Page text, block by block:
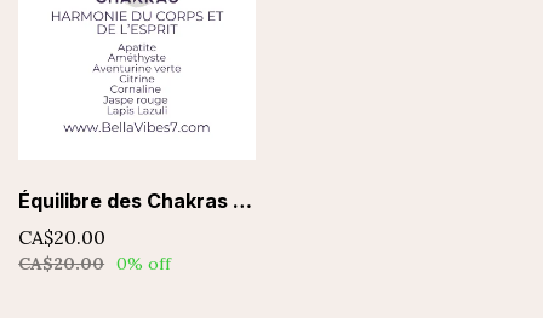
Équilibre des Chakras - Collier
CA$20.00
CA$20.00 0% off